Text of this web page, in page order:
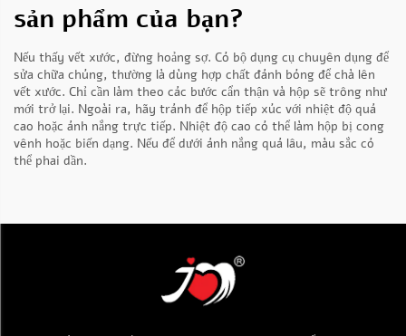
sản phẩm của bạn?
Nếu thấy vết xước, đừng hoảng sợ. Có bộ dụng cụ chuyên dụng để
sửa chữa chúng, thường là dùng hợp chất đánh bóng để chà lên
vết xước. Chỉ cần làm theo các bước cẩn thận và hộp sẽ trông như
mới trở lại. Ngoài ra, hãy tránh để hộp tiếp xúc với nhiệt độ quá
cao hoặc ánh nắng trực tiếp. Nhiệt độ cao có thể làm hộp bị cong
vênh hoặc biến dạng. Nếu để dưới ánh nắng quá lâu, màu sắc có
thể phai dần.